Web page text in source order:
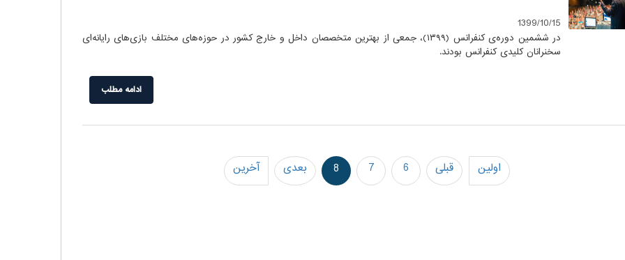
1399/10/15
در ششمین دوره‌ی کنفرانس (۱۳۹۹)، جمعی از بهترین متخصصان داخل و خارج کشور در حوزه‌های مختلف بازی‌های رایانه‌ای
سخنرانان کلیدی کنفرانس بودند.
ادامه مطلب
اولین قبلی 6
7
8 بعدی آخرین